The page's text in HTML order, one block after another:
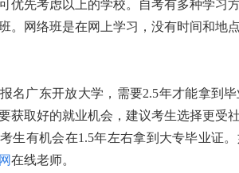
优先考虑以上的学校。自考有多种学习
。网络班是在网上学习，没有时间和地
名广东开放大学，需要2.5年才能拿到
获取好的就业机会，建议考生选择更受
生有机会在1.5年左右拿到大专毕业证
在线老师。